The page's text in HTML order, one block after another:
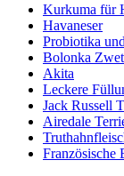
Kurkuma für
Havaneser
Probiotika
Bolonka
Akita
Leckere
Jack Russell
Airedale
Französische